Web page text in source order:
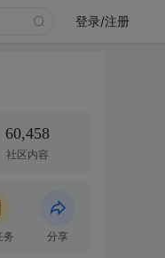
登录/注册
60,458
社区内容
务 分享